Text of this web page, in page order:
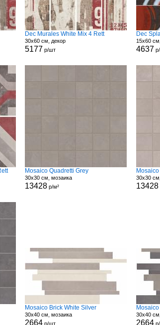
Dec Murales White Mix 4 Rett
30x60 см, декор
5177 р/шт
Dec
15x60
4637
Mosaico Quadretti Grey
30x30 см, мозаика
13428 р/м²
30x30
13428
Mosaico Brick White Silver
30x40 см, мозаика
2664 р/шт
30x40
2664